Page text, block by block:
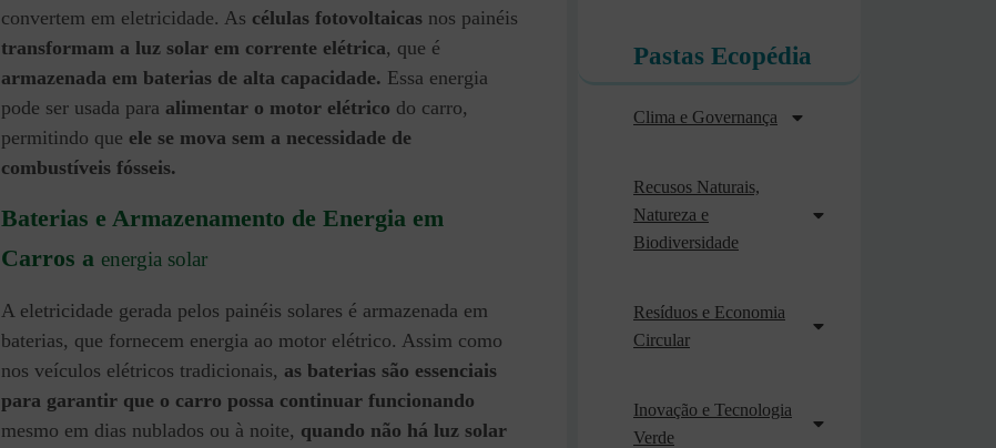
convertem em eletricidade. As células fotovoltaicas nos painéis
transformam a luz solar em corrente elétrica, que é
armazenada em baterias de alta capacidade. Essa energia
pode ser usada para alimentar o motor elétrico do carro,
permitindo que ele se mova sem a necessidade de
combustíveis fósseis.
Baterias e Armazenamento de Energia em
Carros a energia solar
A eletricidade gerada pelos painéis solares é armazenada em
baterias, que fornecem energia ao motor elétrico. Assim como
nos veículos elétricos tradicionais, as baterias são essenciais
para garantir que o carro possa continuar funcionando
mesmo em dias nublados ou à noite, quando não há luz solar
Pastas Ecopédia
Clima e Governança
Recusos Naturais,
Natureza e
Biodiversidade
Resíduos e Economia
Circular
Inovação e Tecnologia
Verde